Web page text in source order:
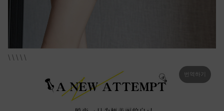
\ \ \ \ \
번역하기